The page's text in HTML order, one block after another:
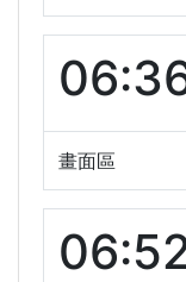
畫面區